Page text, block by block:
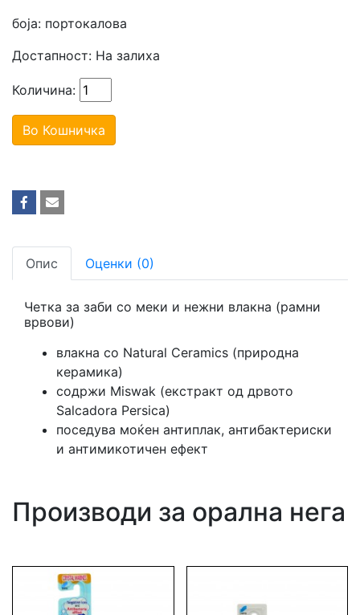
боја: портокалова
Достапност: На залиха
Количина:
Во Кошничка
Опис Оценки (0)
Четка за заби со меки и нежни влакна (рамни
врвови)
влакна со Natural Ceramics (природна
керамика)
содржи Miswak (екстракт од дрвото
Salcadora Persica)
поседува моќен антиплак, антибактериски
и антимикотичен ефект
Производи за орална нега